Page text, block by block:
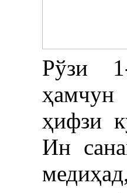
Рўзи
ҳифзи
Ин